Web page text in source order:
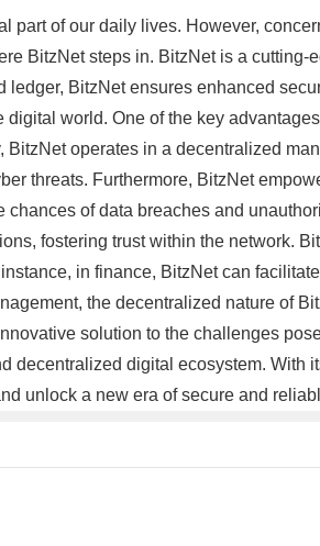
of our daily lives. However,
BitzNet steps in. BitzNet is a cutting-
BitzNet ensures enhanced
world. One of the key
operates in a decentralized
threats. Furthermore, BitzNet
of data breaches and
fostering trust within the network.
in finance, BitzNet can
the decentralized nature of
solution to the challenges
decentralized digital ecosystem. With
unlock a new era of secure and